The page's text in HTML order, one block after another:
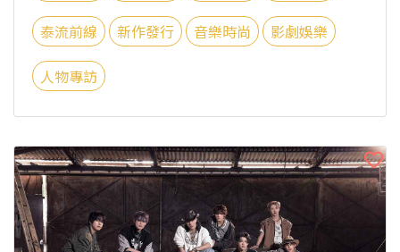
泰流前線 新作發行 音樂時尚 影劇娛樂
人物專訪